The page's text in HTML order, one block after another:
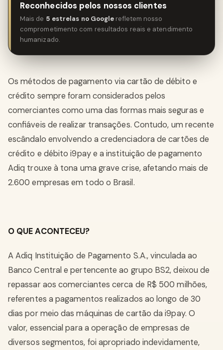
Reconhecidos pelos nossos clientes
Mais de 5 estrelas no Google refletem nosso
comprometimento com resultados reais e atendimento
humanizado.
Os métodos de pagamento via cartão de débito e
crédito sempre foram considerados pelos
comerciantes como uma das formas mais seguras e
confiáveis de realizar transações. Contudo, um recente
escândalo envolvendo a credenciadora de cartões de
crédito e débito i9pay e a instituição de pagamento
Adiq trouxe à tona uma grave crise, afetando mais de
2.600 empresas em todo o Brasil.
O QUE ACONTECEU?
A Adiq Instituição de Pagamento S.A., vinculada ao
Banco Central e pertencente ao grupo BS2, deixou de
repassar aos comerciantes cerca de R$ 500 milhões,
referentes a pagamentos realizados ao longo de 30
dias por meio das máquinas de cartão da i9pay. O
valor, essencial para a operação de empresas de
diversos segmentos, foi apropriado indevidamente,